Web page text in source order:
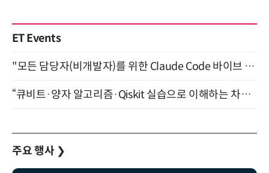
ET Events
"모든 담당자(비개발자)를 위한 Claude Code 바이브 코딩 2-day 부트캠프" 9월 16~17일 개최
“큐비트·양자 알고리즘·Qiskit 실습으로 이해하는 차세대 컴퓨팅” (8/28)
주요 행사 ❯